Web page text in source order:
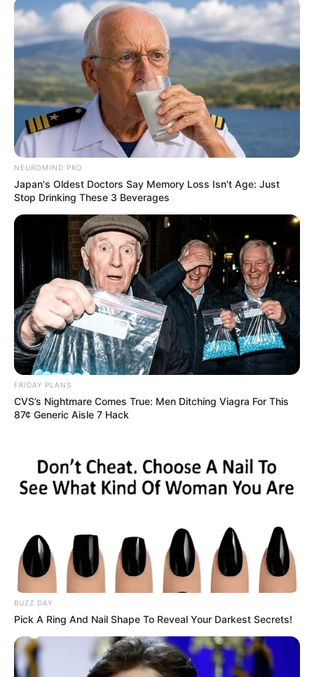
NEUROMIND PRO
Japan's Oldest Doctors Say Memory Loss Isn't Age: Just
Stop Drinking These 3 Beverages
FRIDAY PLANS
CVS’s Nightmare Comes True: Men Ditching Viagra For This
87¢ Generic Aisle 7 Hack
BUZZ DAY
Pick A Ring And Nail Shape To Reveal Your Darkest Secrets!